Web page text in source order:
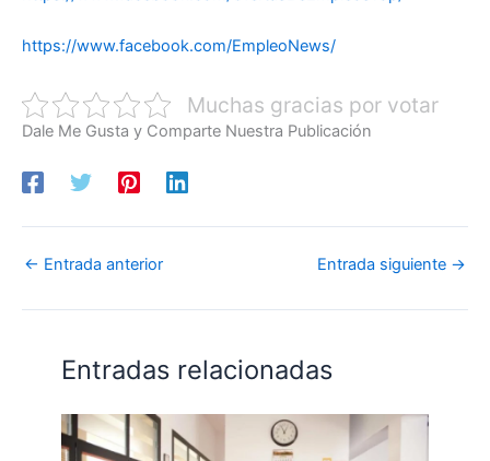
https://www.facebook.com/EmpleoNews/
Muchas gracias por votar
Dale Me Gusta y Comparte Nuestra Publicación
← Entrada anterior Entrada siguiente →
Entradas relacionadas